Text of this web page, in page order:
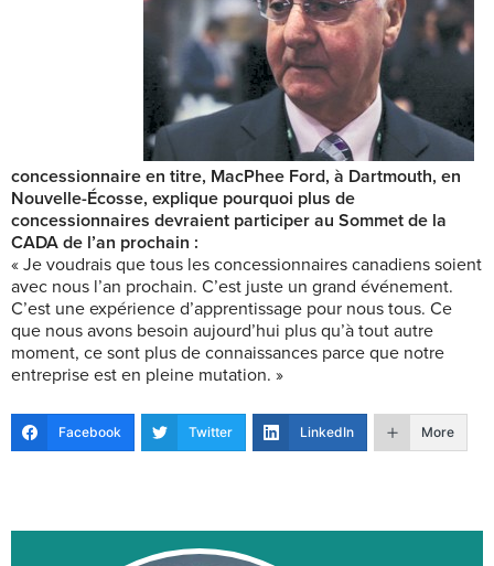
concessionnaire en titre, MacPhee Ford, à Dartmouth, en
Nouvelle-Écosse, explique pourquoi plus de
concessionnaires devraient participer au Sommet de la
CADA de l’an prochain :
« Je voudrais que tous les concessionnaires canadiens soient
avec nous l’an prochain. C’est juste un grand événement.
C’est une expérience d’apprentissage pour nous tous. Ce
que nous avons besoin aujourd’hui plus qu’à tout autre
moment, ce sont plus de connaissances parce que notre
entreprise est en pleine mutation. »
Facebook Twitter LinkedIn More